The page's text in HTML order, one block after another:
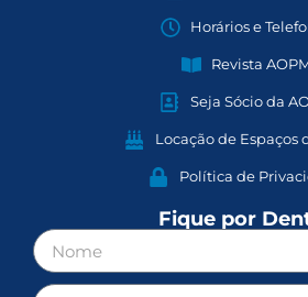
Horários e
Revista
Seja Sócio da
Locação de Espaços
Política de
Fique por